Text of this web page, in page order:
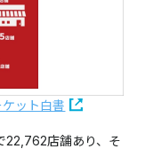
ット白書
22,762店舗あり、そ